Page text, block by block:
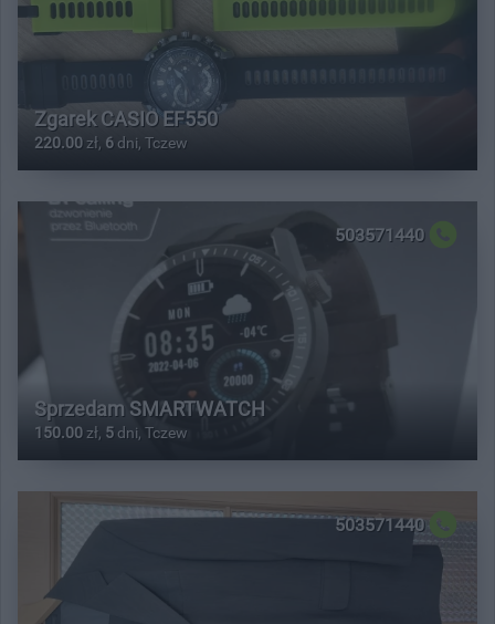
Zgarek CASIO EF550
220.00 zł, 6 dni, Tczew
503571440
Sprzedam SMARTWATCH
150.00 zł, 5 dni, Tczew
503571440